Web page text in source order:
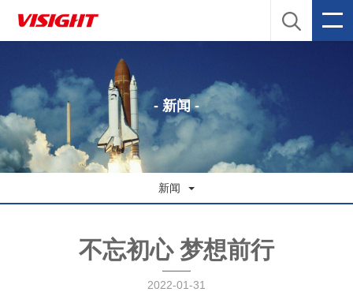
- 新闻 -
新闻
不忘初心 梦想前行
2022-01-31